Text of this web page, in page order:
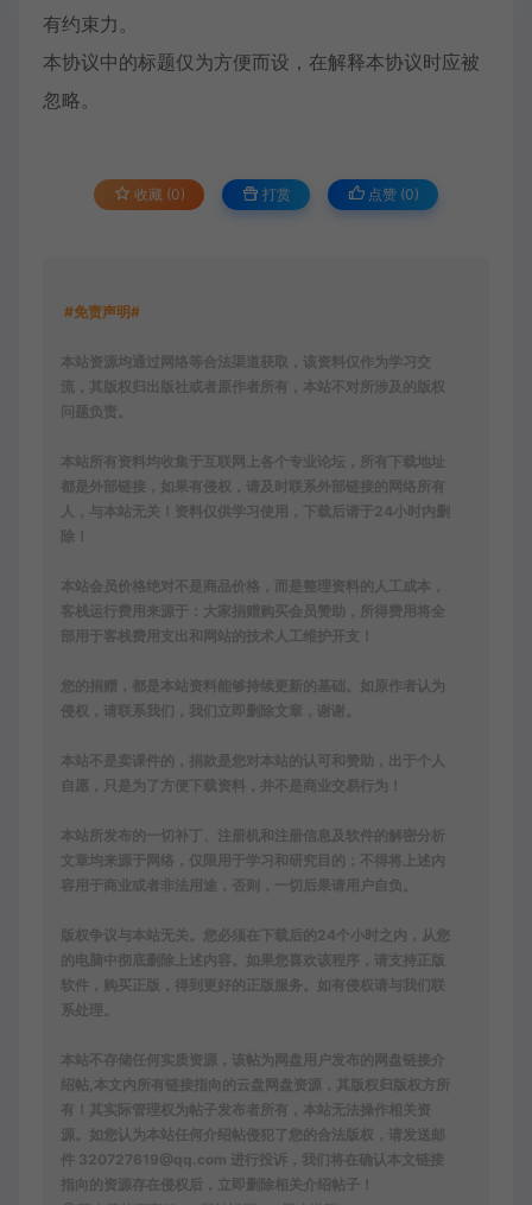
有约束力。
本协议中的标题仅为方便而设，在解释本协议时应被
忽略。
收藏 (0) 打赏 点赞 (0)
#免责声明#
本站资源均通过网络等合法渠道获取，该资料仅作为学习交
流，其版权归出版社或者原作者所有，本站不对所涉及的版权
问题负责。
本站所有资料均收集于互联网上各个专业论坛，所有下载地址
都是外部链接，如果有侵权，请及时联系外部链接的网络所有
人，与本站无关！资料仅供学习使用，下载后请于24小时内删
除！
本站会员价格绝对不是商品价格，而是整理资料的人工成本，
客栈运行费用来源于：大家捐赠购买会员赞助，所得费用将全
部用于客栈费用支出和网站的技术人工维护开支！
您的捐赠，都是本站资料能够持续更新的基础。如原作者认为
侵权，请联系我们，我们立即删除文章，谢谢。
本站不是卖课件的，捐款是您对本站的认可和赞助，出于个人
自愿，只是为了方便下载资料，并不是商业交易行为！
本站所发布的一切补丁、注册机和注册信息及软件的解密分析
文章均来源于网络，仅限用于学习和研究目的；不得将上述内
容用于商业或者非法用途，否则，一切后果请用户自负。
版权争议与本站无关。您必须在下载后的24个小时之内，从您
的电脑中彻底删除上述内容。如果您喜欢该程序，请支持正版
软件，购买正版，得到更好的正版服务。如有侵权请与我们联
系处理。
本站不存储任何实质资源，该帖为网盘用户发布的网盘链接介
绍帖,本文内所有链接指向的云盘网盘资源，其版权归版权方所
有！其实际管理权为帖子发布者所有，本站无法操作相关资
源。如您认为本站任何介绍帖侵犯了您的合法版权，请发送邮
件 320727619@qq.com 进行投诉，我们将在确认本文链接
指向的资源存在侵权后，立即删除相关介绍帖子！